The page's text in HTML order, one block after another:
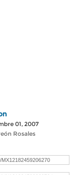
01, 2007
Rosales